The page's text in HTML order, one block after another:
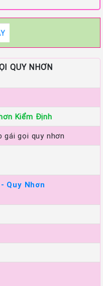
QUY NHƠN
Kiểm Định
gái gọi quy nhơn
Quy Nhơn